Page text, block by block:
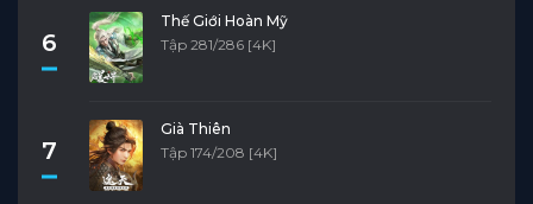
6
Thế Giới Hoàn Mỹ
Tập 281/286 [4K]
7
Già Thiên
Tập 174/208 [4K]